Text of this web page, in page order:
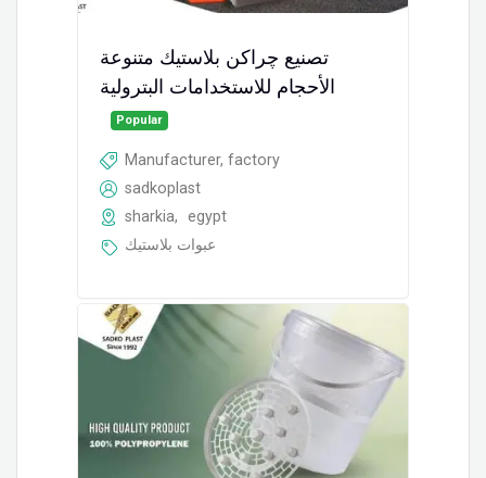
تصنيع چراكن بلاستيك متنوعة
الأحجام للاستخدامات البترولية
Popular
Manufacturer, factory
sadkoplast
sharkia,
egypt
عبوات بلاستيك